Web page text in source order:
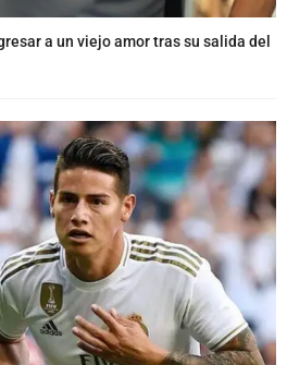
a un viejo amor tras su salida del